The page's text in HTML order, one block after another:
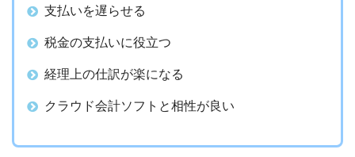
支払いを遅らせる
税金の支払いに役立つ
経理上の仕訳が楽になる
クラウド会計ソフトと相性が良い